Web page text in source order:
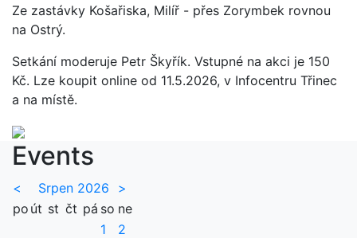
Ze zastávky Košařiska, Milíř - přes Zorymbek rovnou
na Ostrý.
Setkání moderuje Petr Škyřík. Vstupné na akci je 150
Kč. Lze koupit online od 11.5.2026, v Infocentru Třinec
a na místě.
Events
< Srpen 2026
>
po út st čt pá so ne
1
2